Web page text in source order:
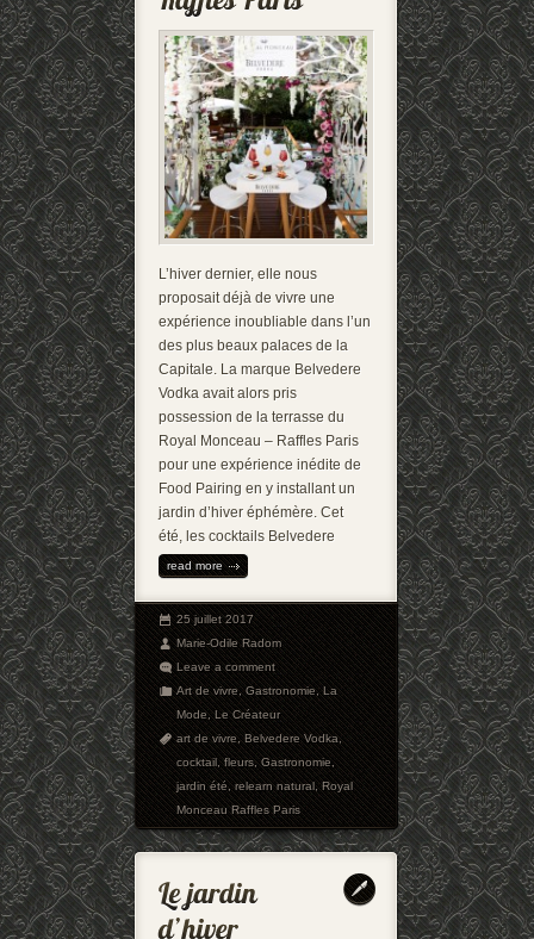
L’hiver dernier, elle nous
proposait déjà de vivre une
expérience inoubliable dans l’un
des plus beaux palaces de la
Capitale. La marque Belvedere
Vodka avait alors pris
possession de la terrasse du
Royal Monceau – Raffles Paris
pour une expérience inédite de
Food Pairing en y installant un
jardin d’hiver éphémère. Cet
été, les cocktails Belvedere
read more
25 juillet 2017
Marie-Odile Radom
Leave a comment
Art de vivre,Gastronomie,La
Mode,Le Créateur
art de vivre,Belvedere Vodka,
cocktail,fleurs,Gastronomie,
jardin été,relearn natural,Royal
Monceau Raffles Paris